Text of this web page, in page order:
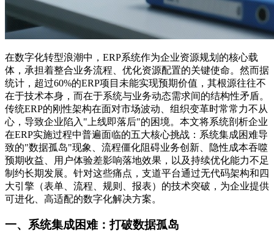
在数字化转型浪潮中，ERP系统作为企业资源规划的核心载
体，承担着整合业务流程、优化资源配置的关键使命。然而据
统计，超过60%的ERP项目未能实现预期价值，其根源往往不
在于技术本身，而在于系统与业务动态需求间的结构性矛盾。
传统ERP的刚性架构在面对市场波动、组织变革时常常力不从
心，导致企业陷入"上线即落后"的困境。本文将系统剖析企业
在ERP实施过程中普遍面临的五大核心挑战：系统集成困难导
致的"数据孤岛"现象、流程僵化阻碍业务创新、隐性成本吞噬
预期收益、用户体验差影响落地效果，以及持续优化能力不足
制约长期发展。针对这些痛点，支道平台通过无代码架构和四
大引擎（表单、流程、规则、报表）的技术突破，为企业提供
可进化、高适配的数字化解决方案。
一、系统集成困难：打破数据孤岛